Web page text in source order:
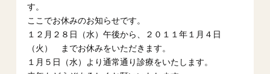
す。
ここでお休みのお知らせです。
１２月２８日（水）午後から、２０１１年１月４日
（火） までお休みをいただきます。
１月５日（水）より通常通り診療をいたします。